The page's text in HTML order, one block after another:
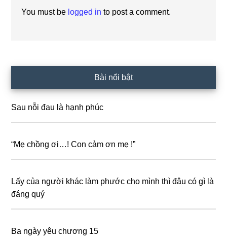
You must be logged in to post a comment.
Sidebar
Bài nổi bật
Sau nỗi đau là hạnh phúc
“Mẹ chồng ơi…! Con cảm ơn mẹ !”
Lấy của người khác làm phước cho mình thì đâu có gì là
đáng quý
Ba ngày yêu chương 15